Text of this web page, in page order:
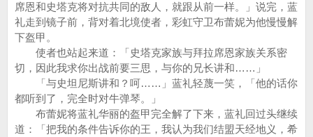
席恩和史塔克将对抗共同的敌人，就跟从前一样。」说完，蓝
礼走到镜子前，背对着北境使者，彩虹守卫布蕾妮为他慢慢解
下盔甲。
使者也站起来道：「史塔克家族与拜拉席恩家族关系密
切，因此我求你出战前要三思，与你的兄长讲和……」
「与史坦尼斯讲和？呵……」蓝礼轻蔑一笑，「他的话你
都听到了，完全时对牛弹琴。」
布蕾妮将蓝礼华丽的盔甲完全解了下来，蓝礼回过头继续
道：「把我的条件告诉你的王，我认为我们结盟天经地义，希